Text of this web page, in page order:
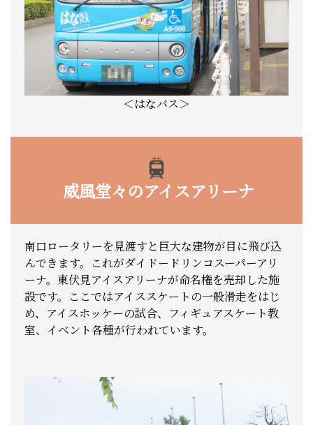
＜はなバス＞
威風堂々のアイスアリーナ
南口ロータリーを見渡すと巨大な建物が目に飛び込
んできます。これがダイドードリンコスーパーアリ
ーナ。東伏見アイスアリーナが命名権を売却した施
設です。ここではアイススケートの一般滑走をはじ
め、アイスホッケーの試合、フィギュアスケート教
室、イベント各種が行われています。